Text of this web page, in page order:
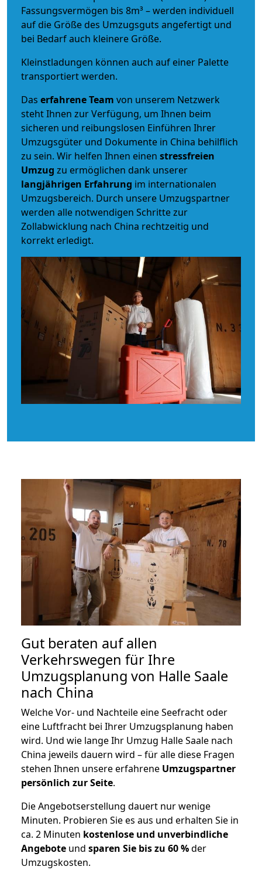
Fassungsvermögen bis 8m³ – werden individuell
auf die Größe des Umzugsguts angefertigt und
bei Bedarf auch kleinere Größe.
Kleinstladungen können auch auf einer Palette
transportiert werden.
Das erfahrene Team von unserem Netzwerk
steht Ihnen zur Verfügung, um Ihnen beim
sicheren und reibungslosen Einführen Ihrer
Umzugsgüter und Dokumente in China behilflich
zu sein. Wir helfen Ihnen einen stressfreien
Umzug zu ermöglichen dank unserer
langjährigen Erfahrung im internationalen
Umzugsbereich. Durch unsere Umzugspartner
werden alle notwendigen Schritte zur
Zollabwicklung nach China rechtzeitig und
korrekt erledigt.
Gut beraten auf allen
Verkehrswegen für Ihre
Umzugsplanung von Halle Saale
nach China
Welche Vor- und Nachteile eine Seefracht oder
eine Luftfracht bei Ihrer Umzugsplanung haben
wird. Und wie lange Ihr Umzug Halle Saale nach
China jeweils dauern wird – für alle diese Fragen
stehen Ihnen unsere erfahrene Umzugspartner
persönlich zur Seite.
Die Angebotserstellung dauert nur wenige
Minuten. Probieren Sie es aus und erhalten Sie in
ca. 2 Minuten kostenlose und unverbindliche
Angebote und sparen Sie bis zu 60 %der
Umzugskosten.